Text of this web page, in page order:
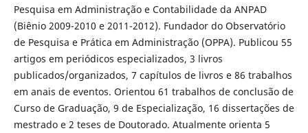
Pesquisa em Administração e Contabilidade da ANPAD
(Biênio 2009-2010 e 2011-2012). Fundador do Observatório
de Pesquisa e Prática em Administração (OPPA). Publicou 55
artigos em periódicos especializados, 3 livros
publicados/organizados, 7 capítulos de livros e 86 trabalhos
em anais de eventos. Orientou 61 trabalhos de conclusão de
Curso de Graduação, 9 de Especialização, 16 dissertações de
mestrado e 2 teses de Doutorado. Atualmente orienta 5